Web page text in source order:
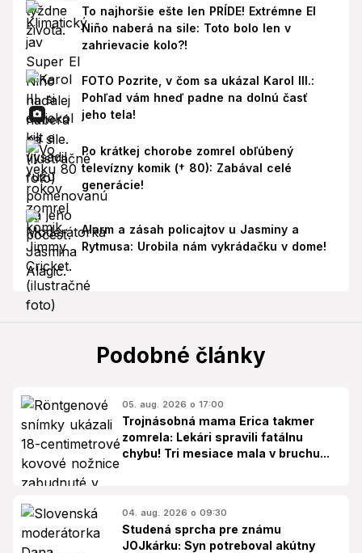
To najhoršie ešte len PRÍDE! Extrémne El
Niño naberá na sile: Toto bolo len v
zahrievacie kolo?!
FOTO Pozrite, v čom sa ukázal Karol III.:
Pohľad vám hneď padne na dolnú časť
jeho tela!
Po krátkej chorobe zomrel obľúbený
televízny komik († 80): Zabával celé
generácie!
Alarm a zásah policajtov u Jasminy a
Rytmusa: Urobila nám vykrádačku v dome!
Podobné články
05. aug. 2026 o 17:00
Trojnásobná mama Erica takmer
zomrela: Lekári spravili fatálnu
chybu! Tri mesiace mala v bruchu...
04. aug. 2026 o 09:30
Studená sprcha pre známu
JOJkárku: Syn potreboval akútny